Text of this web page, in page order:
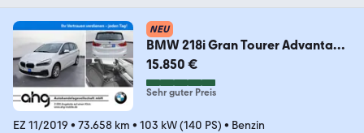
NEU
BMW 218i Gran Tourer Advantage
Navi, PDC, LED
15.850 €
Sehr guter Preis
EZ 11/2019 • 73.658 km • 103 kW (140 PS) • Benzin